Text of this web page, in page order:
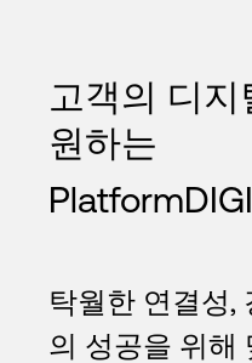
고객의 디지
원하는
탁월한 연결성,
의 성공을 위해